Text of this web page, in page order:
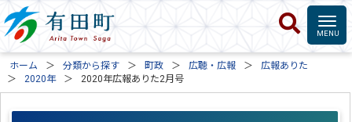
ホーム 分類から探す 町政 広聴・広報
広報ありた
2020年
2020年広報ありた2月号